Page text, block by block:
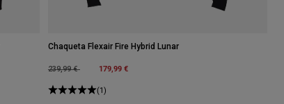
Chaqueta Flexair Fire Hybrid Lunar
Price reduced from
239,99 €to 179,99 €
(1)